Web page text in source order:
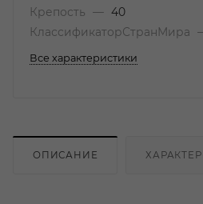
Крепость
— 40
КлассификаторСтранМира
Все характеристики
ОПИСАНИЕ